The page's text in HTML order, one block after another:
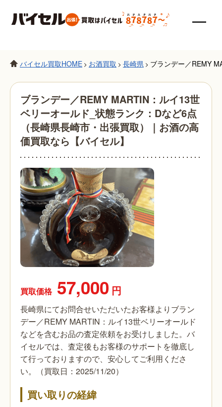
バイセル買取HOME > お酒買取 > 長崎県 > ブランデー／REMY
ブランデー／REMY MARTIN：ルイ13世
ベリーオールド_状態ランク：Dなど6点
（長崎県長崎市・出張買取）｜お酒の高
価買取なら【バイセル】
買取価格 57,000 円
長崎県にてお問合せいただいたお客様よりブラン
デー／REMY MARTIN：ルイ13世ベリーオールド
などを含むお品の査定依頼をお受けしました。バ
イセルでは、査定後もお客様のサポートを徹底し
て行っておりますので、安心してご利用くださ
い。（買取日：2025/11/20）
買い取りの経緯